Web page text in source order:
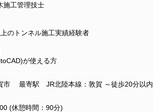
施工管理技士
上のトンネル施工実績経験者
が使える方
市 最寄駅 JR北陸本線：敦賀 ～徒歩20分以内
(休憩時間：90分)